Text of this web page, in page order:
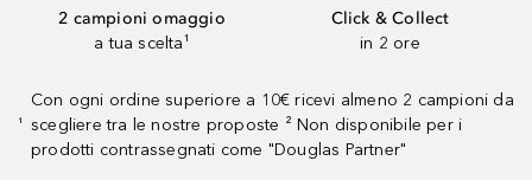
2 campioni omaggio
a tua scelta¹
Click & Collect
in 2 ore
¹
Con ogni ordine superiore a 10€ ricevi almeno 2 campioni da
scegliere tra le nostre proposte ² Non disponibile per i
prodotti contrassegnati come "Douglas Partner"